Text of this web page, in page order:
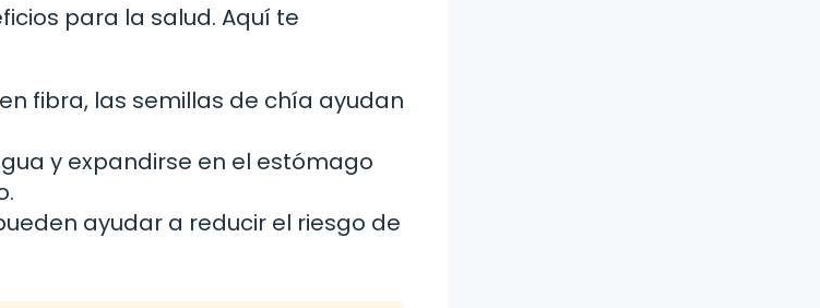
para la salud. Aquí te
fibra, las semillas de chía ayudan
y expandirse en el estómago
ayudar a reducir el riesgo de